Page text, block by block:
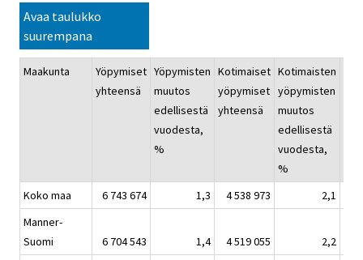
Avaa taulukko
suurempana
Maakunta
Yöpymiset
yhteensä
Yöpymisten
muutos
edellisestä
vuodesta,
%
Kotimaiset
yöpymiset
yhteensä
Kotimaisten
yöpymisten
muutos
edellisestä
vuodesta,
%
Koko maa 6 743 674 1,3 4 538 973 2,1
Manner-
Suomi
6 704 543 1,4 4 519 055 2,2